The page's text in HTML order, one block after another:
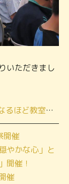
いただきまし
ンディングノートの書き方★メモリアルハウス西橋本★
開催
やかな心」と
開催！
催